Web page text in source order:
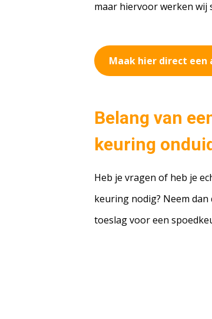
maar hiervoor werken wij
Maak hier direct een
Belang van
keuring
Heb je vragen of heb je
keuring nodig? Neem dan
toeslag voor een